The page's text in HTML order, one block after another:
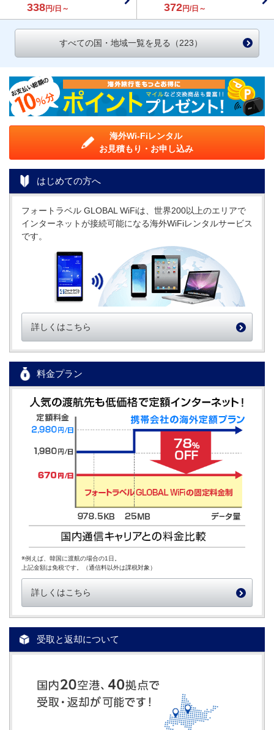
338円/日～ 372円/日～
すべての国・地域一覧を見る（223）
海外Wi-Fiレンタル
お見積もり・お申し込み
はじめての方へ
フォートラベル GLOBAL WiFiは、世界200以上のエリアで
インターネットが接続可能になる海外WiFiレンタルサービス
です。
詳しくはこちら
料金プラン
※例えば、韓国に渡航の場合の1日。
上記金額は免税です。（通信料以外は課税対象）
詳しくはこちら
受取と返却について